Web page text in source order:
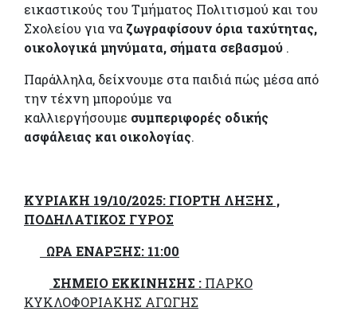
εικαστικούς του Τμήματος Πολιτισμού και του
Σχολείου για να ζωγραφίσουν όρια ταχύτητας,
οικολογικά μηνύματα, σήματα σεβασμού .
Παράλληλα, δείχνουμε στα παιδιά πώς μέσα από
την τέχνη μπορούμε να
καλλιεργήσουμε συμπεριφορές οδικής
ασφάλειας και οικολογίας.
ΚΥΡΙΑΚΗ 19/10/2025: ΓΙΟΡΤΗ ΛΗΞΗΣ ,
ΠΟΔΗΛΑΤΙΚΟΣ ΓΥΡΟΣ
ΩΡΑ ΕΝΑΡΞΗΣ: 11:00
ΣΗΜΕΙΟ ΕΚΚΙΝΗΣΗΣ : ΠΑΡΚΟ
ΚΥΚΛΟΦΟΡΙΑΚΗΣ ΑΓΩΓΗΣ